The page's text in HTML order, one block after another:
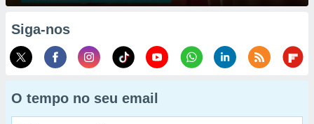
Siga-nos
O tempo no seu email